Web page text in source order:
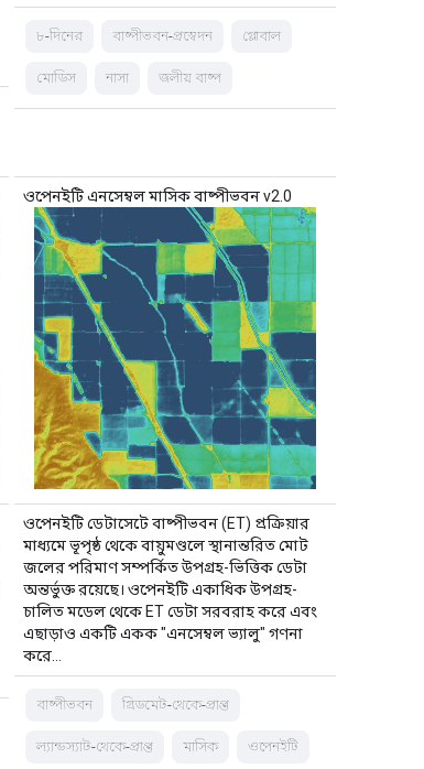
৮-দিনের বাষ্পীভবন-প্রস্বেদন গ্লোবাল
মোডিস নাসা জলীয় বাষ্প
ওপেনইটি এনসেম্বল মাসিক বাষ্পীভবন v2.0
ওপেনইটি ডেটাসেটে বাষ্পীভবন (ET) প্রক্রিয়ার
মাধ্যমে ভূপৃষ্ঠ থেকে বায়ুমণ্ডলে স্থানান্তরিত মোট
জলের পরিমাণ সম্পর্কিত উপগ্রহ-ভিত্তিক ডেটা
অন্তর্ভুক্ত রয়েছে। ওপেনইটি একাধিক উপগ্রহ-
চালিত মডেল থেকে ET ডেটা সরবরাহ করে এবং
এছাড়াও একটি একক "এনসেম্বল ভ্যালু" গণনা
করে…
বাষ্পীভবন গ্রিডমেট-থেকে-প্রাপ্ত
ল্যান্ডস্যাট-থেকে-প্রাপ্ত মাসিক ওপেনইটি